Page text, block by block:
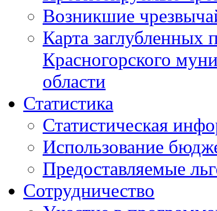
Возникшие
Карта
Красногорского
области
Статистика
Статистическая
Использование
Предоставляемые
Сотрудничество